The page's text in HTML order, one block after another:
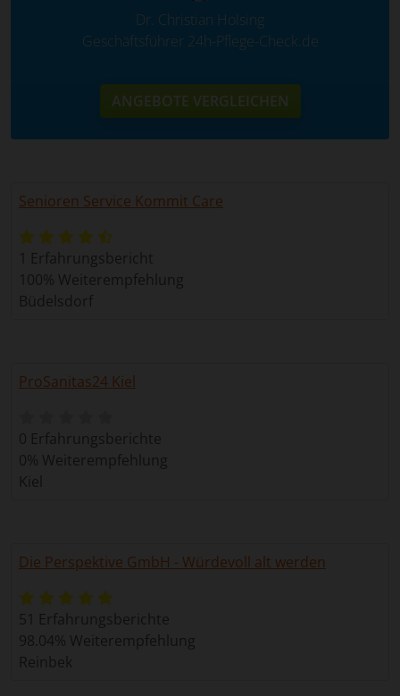
Dr. Christian Holsing
Geschäftsführer 24h-Pflege-Check.de
ANGEBOTE VERGLEICHEN
Senioren Service Kommit Care
1 Erfahrungsbericht
100% Weiterempfehlung
Büdelsdorf
ProSanitas24 Kiel
0 Erfahrungsberichte
0% Weiterempfehlung
Kiel
Die Perspektive GmbH - Würdevoll alt werden
51 Erfahrungsberichte
98.04% Weiterempfehlung
Reinbek